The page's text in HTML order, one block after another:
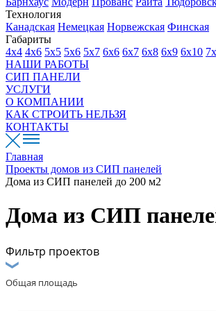
Технология
Канадская Немецкая Норвежская Финская
Габариты
4х4 4х6 5х5 5х6 5х7 6х6 6х7 6х8 6х9 6х10
НАШИ РАБОТЫ
СИП ПАНЕЛИ
УСЛУГИ
О КОМПАНИИ
КАК СТРОИТЬ НЕЛЬЗЯ
КОНТАКТЫ
Главная
Проекты домов из СИП панелей
Дома из СИП панелей до 200 м2
Дома из СИП
Фильтр проектов
Общая площадь